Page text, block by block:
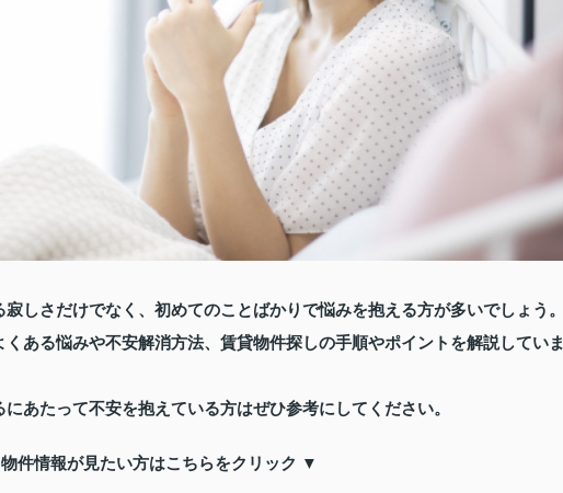
しさだけでなく、初めてのことばかりで悩みを抱える方が多いでしょう。
ある悩みや不安解消方法、賃貸物件探しの手順やポイントを解説していま
あたって不安を抱えている方はぜひ参考にしてください。
件情報が見たい方はこちらをクリック ▼